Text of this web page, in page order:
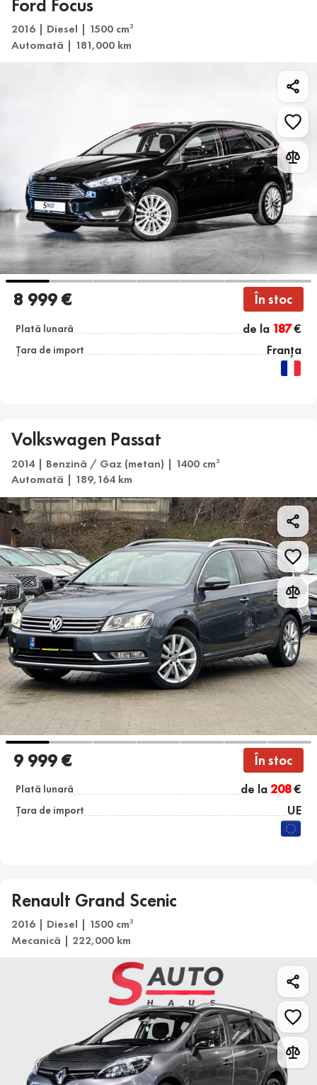
Ford Focus
2016 | Diesel | 1500 cm3
Automată | 181,000 km
8 999 € În stoc
Plată lunară de la 187€
Țara de import Franța
Volkswagen Passat
2014 | Benzină / Gaz (metan) | 1400 cm3
Automată | 189,164 km
9 999 € În stoc
Plată lunară de la208€
Țara de import UE
Renault Grand Scenic
2016 | Diesel | 1500 cm3
Mecanică | 222,000 km